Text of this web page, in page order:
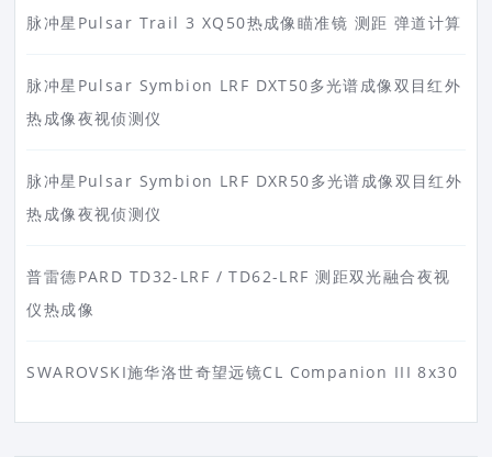
脉冲星Pulsar Trail 3 XQ50热成像瞄准镜 测距 弹道计算
脉冲星Pulsar Symbion LRF DXT50多光谱成像双目红外
热成像夜视侦测仪
脉冲星Pulsar Symbion LRF DXR50多光谱成像双目红外
热成像夜视侦测仪
普雷德PARD TD32-LRF / TD62-LRF 测距双光融合夜视
仪热成像
SWAROVSKI施华洛世奇望远镜CL Companion III 8x30